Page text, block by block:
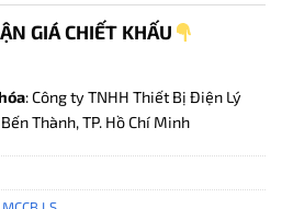
GIÁ CHIẾT KHẤU
: Công ty TNHH Thiết Bị Điện Lý
Thành, TP. Hồ Chí Minh